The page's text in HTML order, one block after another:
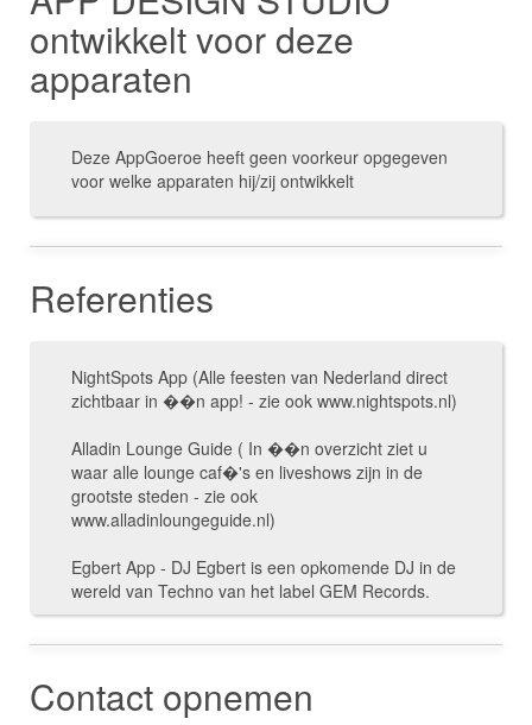
ontwikkelt voor deze
apparaten
Deze AppGoeroe heeft geen voorkeur opgegeven
voor welke apparaten hij/zij ontwikkelt
Referenties
NightSpots App (Alle feesten van Nederland direct
zichtbaar in ��n app! - zie ook www.nightspots.nl)
Alladin Lounge Guide ( In ��n overzicht ziet u
waar alle lounge caf�'s en liveshows zijn in de
grootste steden - zie ook
www.alladinloungeguide.nl)
Egbert App - DJ Egbert is een opkomende DJ in de
wereld van Techno van het label GEM Records.
Contact opnemen